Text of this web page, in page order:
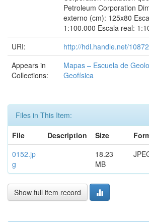
Petroleum Corporation
externo (cm): 125x80
1:100.000 Escala real:
URI:
http://hdl.handle.net/
Appears in
Collections:
Mapas – Escuela de
Geofísica
Files in This Item:
File
Description Size
0152.jp
g
18.23
MB
Show full item record